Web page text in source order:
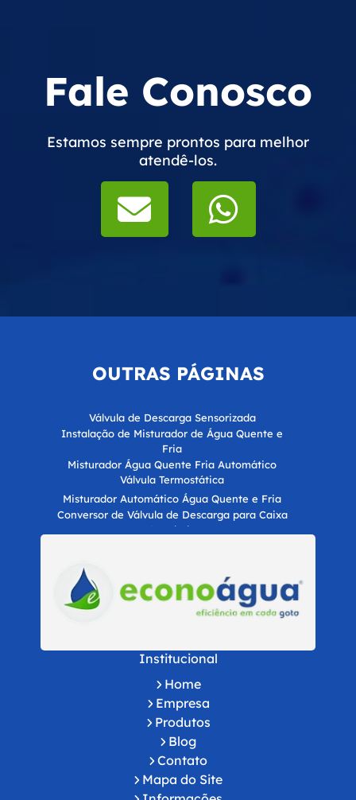
Fale Conosco
Estamos sempre prontos para melhor
atendê-los.
OUTRAS PÁGINAS
Válvula de Descarga Sensorizada
Instalação de Misturador de Água Quente e
Fria
Misturador Água Quente Fria Automático
Válvula Termostática
Misturador Automático Água Quente e Fria
Conversor de Válvula de Descarga para Caixa
Acoplada
Automatização Hídrica para Economia de Água
para Empresas
Certificação LEED para Construções
Consultoria para Certificação AQUA
Consultoria para Certificação LEED
Dispositivo de Economia de Água para
Empresas
Distribuidora de Produtos para Economia de
Água
Economia de Água para Empresas
Empresa de Soluções Inovadoras para
Economia de Água
Empresa de Soluções Sustentáveis para
Institucional
Home
Empresa
Produtos
Blog
Contato
Mapa do Site